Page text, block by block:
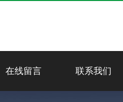
在线留言 联系我们